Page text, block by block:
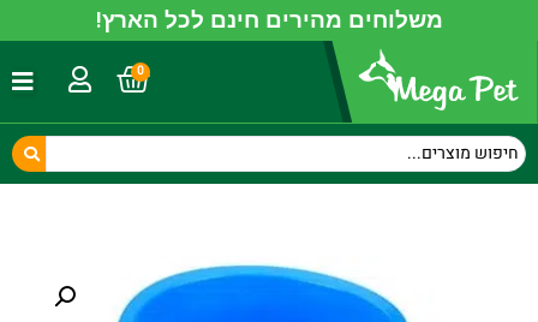
משלוחים מהירים חינם לכל הארץ!
0